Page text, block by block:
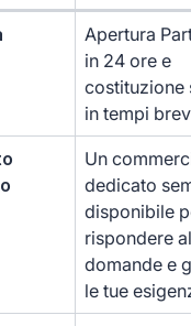
Apertura
in 24 ore e
costituzione
in tempi
Un
dedicato
disponibile
rispondere
domande e
le tue